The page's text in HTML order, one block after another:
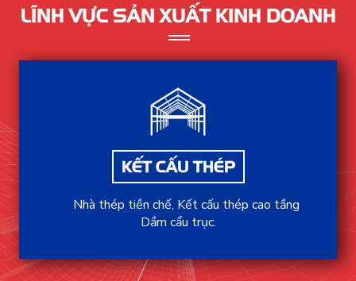
LĨNH VỰC SẢN XUẤT KINH DOANH
KẾT CẤU THÉP
Nhà thép tiền chế, Kết cấu thép cao tầng
Dầm cẩu trục.